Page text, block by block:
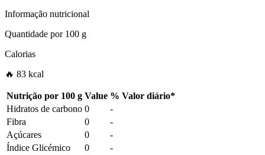
Informação nutricional
Quantidade por100 g
Calorias
🔥 83 kcal
Nutrição por 100 g Value % Valor diário*
Hidratos de carbono 0
-
Fibra
0
-
Açúcares
0
-
Índice Glicémico
0
-